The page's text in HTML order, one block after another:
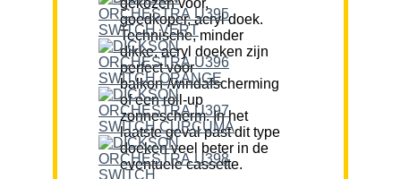
goedkoper, acryl doek.
Technische, minder
dikke, acryl doeken zijn
perfect voor
balkon-/windafscherming
of een roll-up
zonnescherm. In het
laatste geval past dit type
doeken veel beter in de
eventuele cassette.